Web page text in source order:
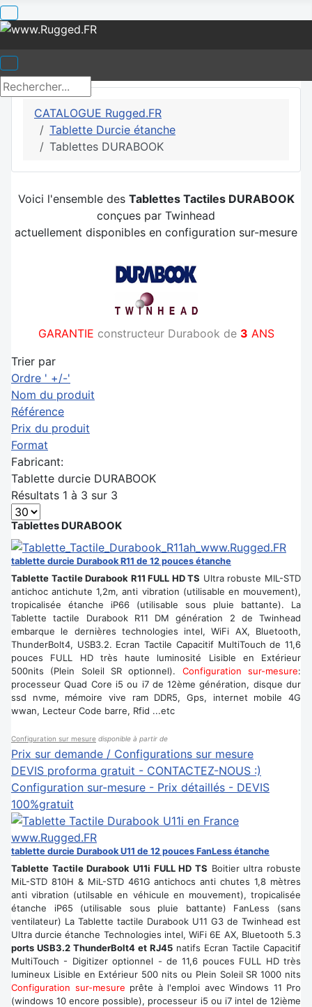
CATALOGUE Rugged.FR
Tablette Durcie étanche
Tablettes DURABOOK
Voici l'ensemble des Tablettes Tactiles DURABOOK
conçues par Twinhead
actuellement disponibles en configuration sur-mesure
GARANTIE constructeur Durabook de 3 ANS
Trier par
Ordre ' +/-'
Nom du produit
Référence
Prix du produit
Format
Fabricant:
Tablette durcie DURABOOK
Résultats 1 à 3 sur 3
Tablettes DURABOOK
tablette durcie Durabook R11 de 12 pouces étanche
Tablette Tactile Durabook R11 FULL HD TS Ultra robuste MIL-STD
antichoc antichute 1,2m, anti vibration (utilisable en mouvement),
tropicalisée étanche iP66 (utilisable sous pluie battante). La
Tablette tactile Durabook R11 DM génération 2 de Twinhead
embarque le dernières technologies intel, WiFi AX, Bluetooth,
ThunderBolt4, USB3.2. Ecran Tactile Capacitif MultiTouch de 11,6
pouces FULL HD très haute luminosité Lisible en Extérieur
500nits (Plein Soleil SR optionnel). Configuration sur-mesure:
processeur Quad Core i5 ou i7 de 12ème génération, disque dur
ssd nvme, mémoire vive ram DDR5, Gps, internet mobile 4G
wwan, Lecteur Code barre, Rfid ...etc
Configuration sur mesure disponible à partir de
Prix sur demande / Configurations sur mesure
DEVIS proforma gratuit - CONTACTEZ-NOUS :)
Configuration sur-mesure - Prix détaillés - DEVIS
100%gratuit
tablette durcie Durabook U11 de 12 pouces FanLess étanche
Tablette Tactile Durabook U11i FULL HD TS Boitier ultra robuste
MiL-STD 810H & MiL-STD 461G antichocs anti chutes 1,8 mètres
anti vibration (utilsable en véhicule en mouvement), tropicalisée
étanche iP65 (utilisable sous pluie battante) FanLess (sans
ventilateur) La Tablette tactile Durabook U11 G3 de Twinhead est
Ultra durcie étanche Technologies intel, WiFi 6E AX, Bluetooth 5.3
ports USB3.2 ThunderBolt4 et RJ45 natifs Ecran Tactile Capacitif
MultiTouch - Digitizer optionnel - de 11,6 pouces FULL HD très
lumineux Lisible en Extérieur 500 nits ou Plein Soleil SR 1000 nits
Configuration sur-mesure prête à l'emploi avec Windows 11 Pro
(windows 10 encore possible), processeur i5 ou i7 intel de 12ième